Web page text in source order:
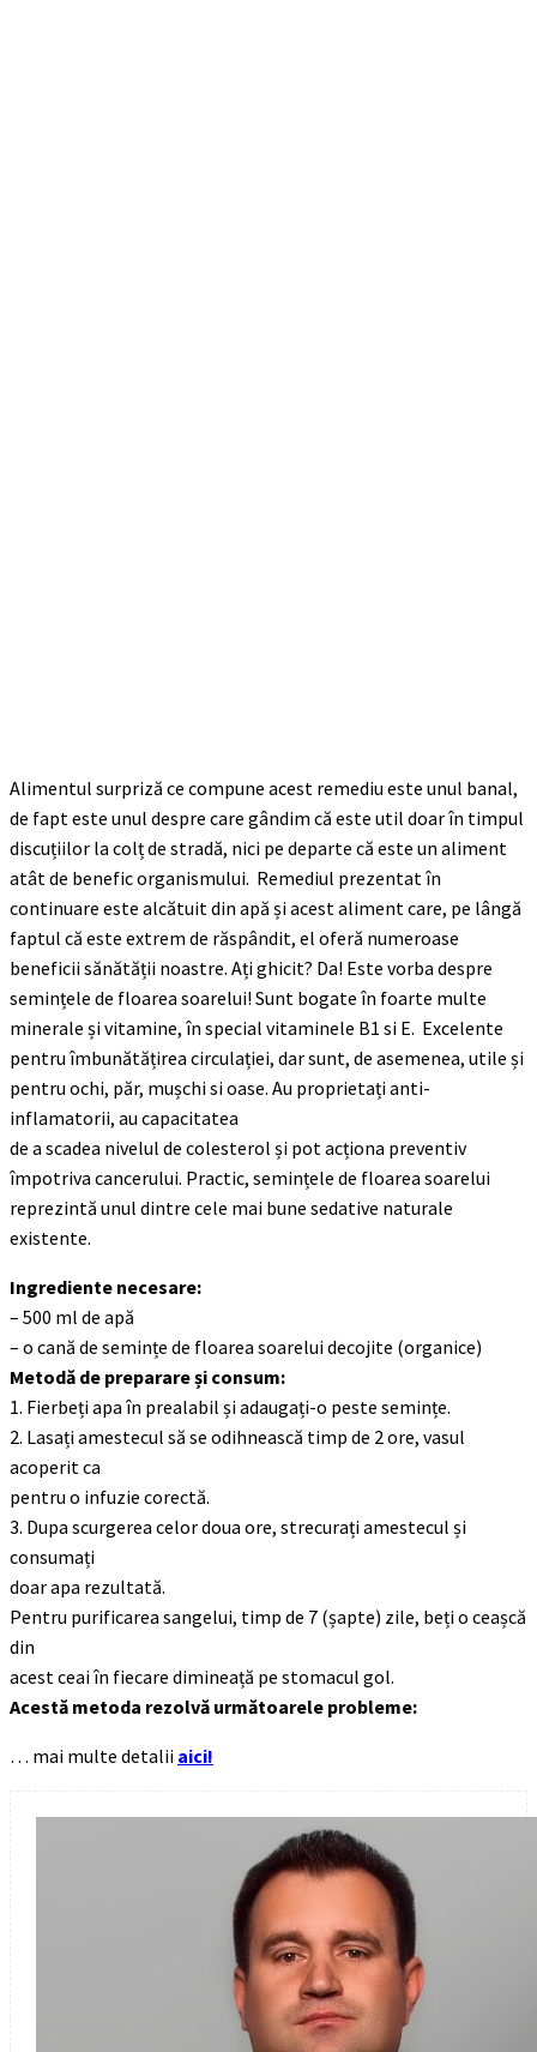
Alimentul surpriză ce compune acest remediu este unul banal,
de fapt este unul despre care gândim că este util doar în timpul
discuțiilor la colț de stradă, nici pe departe că este un aliment
atât de benefic organismului. Remediul prezentat în
continuare este alcătuit din apă și acest aliment care, pe lângă
faptul că este extrem de răspândit, el oferă numeroase
beneficii sănătății noastre. Ați ghicit? Da! Este vorba despre
semințele de floarea soarelui! Sunt bogate în foarte multe
minerale și vitamine, în special vitaminele B1 si E. Excelente
pentru îmbunătățirea circulației, dar sunt, de asemenea, utile și
pentru ochi, păr, mușchi si oase. Au proprietați anti-
inflamatorii, au capacitatea
de a scadea nivelul de colesterol și pot acționa preventiv
împotriva cancerului. Practic, semințele de floarea soarelui
reprezintă unul dintre cele mai bune sedative naturale
existente.
Ingrediente necesare:
– 500 ml de apă
– o cană de semințe de floarea soarelui decojite (organice)
Metodă de preparare și consum:
1. Fierbeți apa în prealabil și adaugați-o peste semințe.
2. Lasați amestecul să se odihnească timp de 2 ore, vasul
acoperit ca
pentru o infuzie corectă.
3. Dupa scurgerea celor doua ore, strecurați amestecul și
consumați
doar apa rezultată.
Pentru purificarea sangelui, timp de 7 (șapte) zile, beți o ceașcă
din
acest ceai în fiecare dimineață pe stomacul gol.
Acestă metoda rezolvă următoarele probleme:
… mai multe detalii aici!